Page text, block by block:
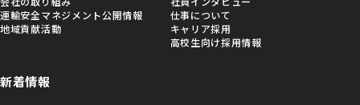
運輸安全マネジメント公開情報
地域貢献活動
新着情報
仕事について
キャリア採用
高校生向け採用情報